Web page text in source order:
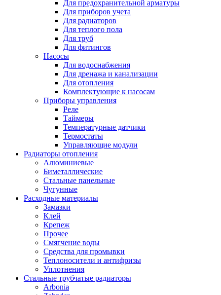
Для предохранительной арматуры
Для приборов учета
Для радиаторов
Для теплого пола
Для труб
Для фитингов
Насосы
Для водоснабжения
Для дренажа и канализации
Для отопления
Комплектующие к насосам
Приборы управления
Реле
Таймеры
Температурные датчики
Термостаты
Управляющие модули
Радиаторы отопления
Алюминиевые
Биметаллические
Стальные панельные
Чугунные
Расходные материалы
Замазки
Клей
Крепеж
Прочее
Смягчение воды
Средства для промывки
Теплоносители и антифризы
Уплотнения
Стальные трубчатые радиаторы
Arbonia